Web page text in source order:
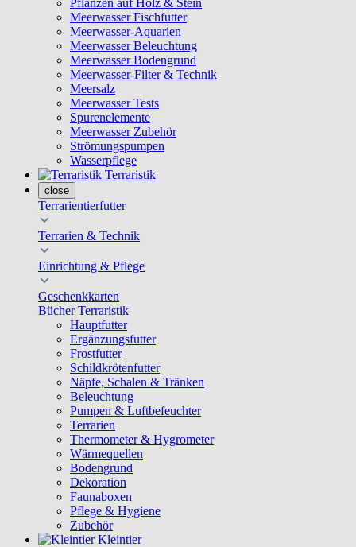
Pflanzen auf Holz & Stein
Meerwasser Fischfutter
Meerwasser-Aquarien
Meerwasser Beleuchtung
Meerwasser Bodengrund
Meerwasser-Filter & Technik
Meersalz
Meerwasser Tests
Spurenelemente
Meerwasser Zubehör
Strömungspumpen
Wasserpflege
Terraristik
close
Terrarientierfutter
Terrarien & Technik
Einrichtung & Pflege
Geschenkkarten
Bücher Terraristik
Hauptfutter
Ergänzungsfutter
Frostfutter
Schildkrötenfutter
Näpfe, Schalen & Tränken
Beleuchtung
Pumpen & Luftbefeuchter
Terrarien
Thermometer & Hygrometer
Wärmequellen
Bodengrund
Dekoration
Faunaboxen
Pflege & Hygiene
Zubehör
Kleintier